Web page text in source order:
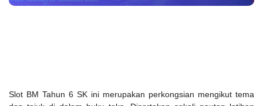
Slot BM Tahun 6 SK ini merupakan perkongsian mengikut tema